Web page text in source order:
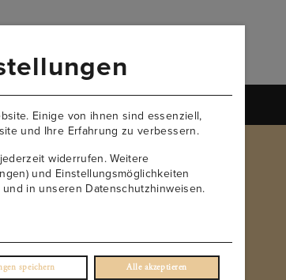
Einige von ihnen sind essenziell,
und Ihre Erfahrung zu verbessern.
widerrufen. Weitere
und Einstellungsmöglichkeiten
in unseren Datenschutzhinweisen.
speichern Alle akzeptieren